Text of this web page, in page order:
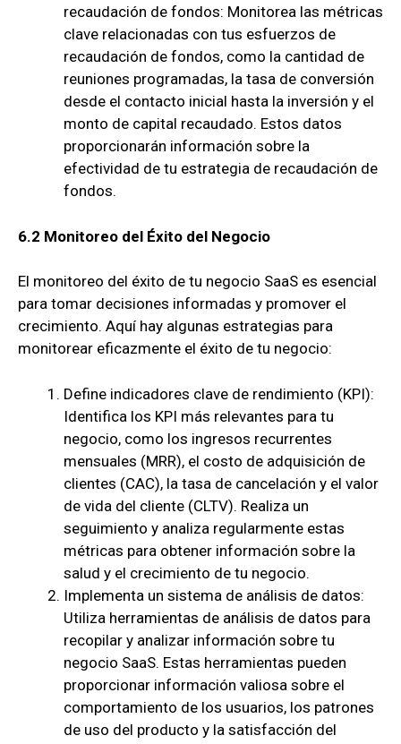
recaudación de fondos: Monitorea las métricas
clave relacionadas con tus esfuerzos de
recaudación de fondos, como la cantidad de
reuniones programadas, la tasa de conversión
desde el contacto inicial hasta la inversión y el
monto de capital recaudado. Estos datos
proporcionarán información sobre la
efectividad de tu estrategia de recaudación de
fondos.
6.2 Monitoreo del Éxito del Negocio
El monitoreo del éxito de tu negocio SaaS es esencial
para tomar decisiones informadas y promover el
crecimiento. Aquí hay algunas estrategias para
monitorear eficazmente el éxito de tu negocio:
Define indicadores clave de rendimiento (KPI):
Identifica los KPI más relevantes para tu
negocio, como los ingresos recurrentes
mensuales (MRR), el costo de adquisición de
clientes (CAC), la tasa de cancelación y el valor
de vida del cliente (CLTV). Realiza un
seguimiento y analiza regularmente estas
métricas para obtener información sobre la
salud y el crecimiento de tu negocio.
Implementa un sistema de análisis de datos:
Utiliza herramientas de análisis de datos para
recopilar y analizar información sobre tu
negocio SaaS. Estas herramientas pueden
proporcionar información valiosa sobre el
comportamiento de los usuarios, los patrones
de uso del producto y la satisfacción del